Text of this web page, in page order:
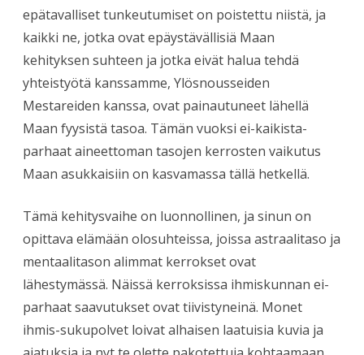
epätavalliset tunkeutumiset on poistettu niistä, ja
kaikki ne, jotka ovat epäystävällisiä Maan
kehityksen suhteen ja jotka eivät halua tehdä
yhteistyötä kanssamme, Ylösnousseiden
Mestareiden kanssa, ovat painautuneet lähellä
Maan fyysistä tasoa. Tämän vuoksi ei-kaikista-
parhaat aineettoman tasojen kerrosten vaikutus
Maan asukkaisiin on kasvamassa tällä hetkellä.
Tämä kehitysvaihe on luonnollinen, ja sinun on
opittava elämään olosuhteissa, joissa astraalitaso ja
mentaalitason alimmat kerrokset ovat
lähestymässä. Näissä kerroksissa ihmiskunnan ei-
parhaat saavutukset ovat tiivistyneinä. Monet
ihmis-sukupolvet loivat alhaisen laatuisia kuvia ja